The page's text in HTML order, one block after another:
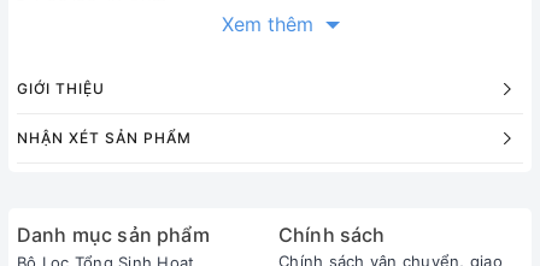
Các vật liệu xử lý nước tiêu chuẩn: Sỏi lọc nước, cát lọc
Để có bộ lọc tổng phù hợp với không gian và nhu cầu sử
Xem thêm
GIỚI THIỆU
NHẬN XÉT SẢN PHẨM
Danh mục sản phẩm Chính sách
Chính sách vận chuyển, giao